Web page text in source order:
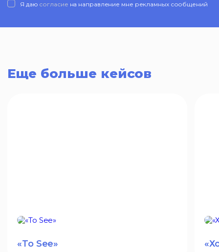
Я даю согласие на направление мне рекламных сообщений
Еще больше кейсов
«To See»